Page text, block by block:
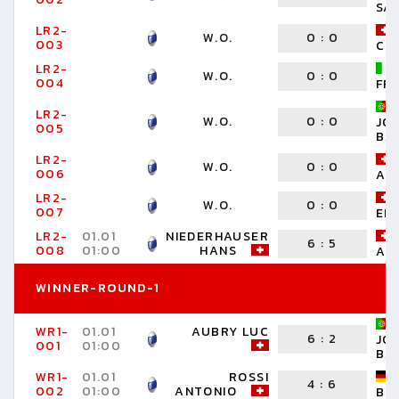
LR2-
003 W.O. 0 : 0
LR2-
004 W.O. 0 : 0
LR2-
005 W.O. 0 : 0
LR2-
006 W.O. 0 : 0
LR2-
007 W.O. 0 : 0
LR2-
008
01.01
01:00
NIEDERHAUSER
HANS 6 : 5
WINNER-ROUND-1
WR1-
001
01.01
01:00
AUBRY LUC 6 : 2
WR1-
002
01.01
01:00
ROSSI
ANTONIO 4 : 6